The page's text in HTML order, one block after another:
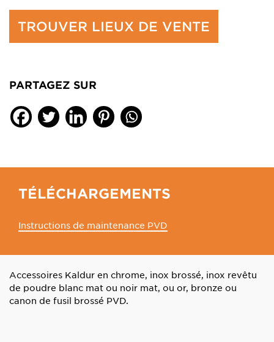
TROUVER LIEUX DE VENTE
PARTAGEZ SUR
TÉLÉCHARGEMENTS
Instructions de maintenance PVD
Accessoires Kaldur en chrome, inox brossé, inox revêtu
de poudre blanc mat ou noir mat, ou or, bronze ou
canon de fusil brossé PVD.